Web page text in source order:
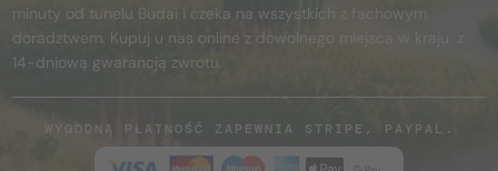
minuty od tunelu Budai i czeka na wszystkich z fachowym
doradztwem. Kupuj u nas online z dowolnego miejsca w kraju, z
14-dniową gwarancją zwrotu.
WYGODNĄ PŁATNOŚĆ ZAPEWNIA STRIPE, PAYPAL.